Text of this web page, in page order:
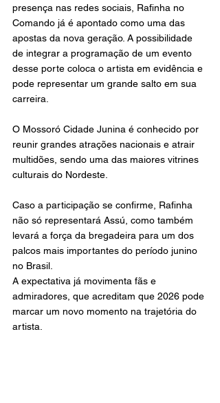
presença nas redes sociais, Rafinha no
Comando já é apontado como uma das
apostas da nova geração. A possibilidade
de integrar a programação de um evento
desse porte coloca o artista em evidência e
pode representar um grande salto em sua
carreira.
O Mossoró Cidade Junina é conhecido por
reunir grandes atrações nacionais e atrair
multidões, sendo uma das maiores vitrines
culturais do Nordeste.
Caso a participação se confirme, Rafinha
não só representará Assú, como também
levará a força da bregadeira para um dos
palcos mais importantes do período junino
no Brasil.
A expectativa já movimenta fãs e
admiradores, que acreditam que 2026 pode
marcar um novo momento na trajetória do
artista.